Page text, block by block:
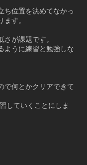
ち位置を決めてなかっ
す。
が課題です。
ように練習と勉強しな
で何とかクリアできて
していくことにしま